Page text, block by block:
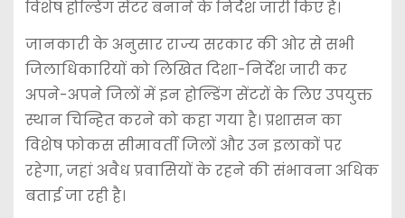
विशेष होल्डिंग सेंटर बनाने के निर्देश जारी किए हैं।
जानकारी के अनुसार राज्य सरकार की ओर से सभी
जिलाधिकारियों को लिखित दिशा-निर्देश जारी कर
अपने-अपने जिलों में इन होल्डिंग सेंटरों के लिए उपयुक्त
स्थान चिन्हित करने को कहा गया है। प्रशासन का
विशेष फोकस सीमावर्ती जिलों और उन इलाकों पर
रहेगा, जहां अवैध प्रवासियों के रहने की संभावना अधिक
बताई जा रही है।